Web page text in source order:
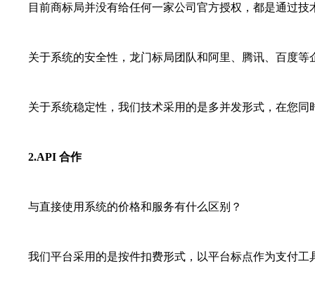
目前商标局并没有给任何一家公司官方授权，都是通过技
关于系统的安全性，龙门标局团队和阿里、腾讯、百度等
关于系统稳定性，我们技术采用的是多并发形式，在您同
2.API 合作
与直接使用系统的价格和服务有什么区别？
我们平台采用的是按件扣费形式，以平台标点作为支付工